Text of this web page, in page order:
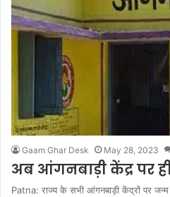
Gaam Ghar Desk May 28, 2023
अब आंगनबाड़ी केंद्र पर
Patna: राज्य के सभी आंगनबाड़ी केंद्रों पर